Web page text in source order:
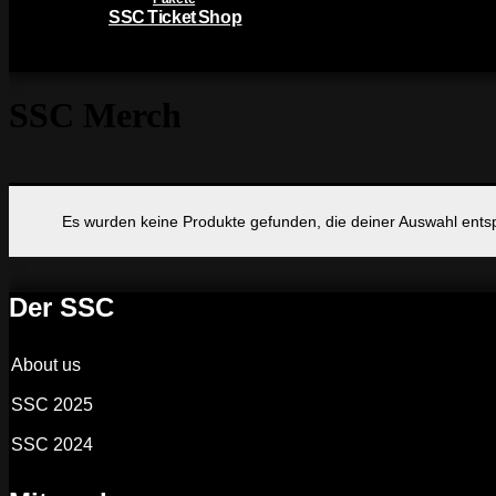
SSC Ticket Shop
Es wurden keine Produkte gefunden, die deiner Auswahl
Der SSC
About us
SSC 2025
SSC 2024